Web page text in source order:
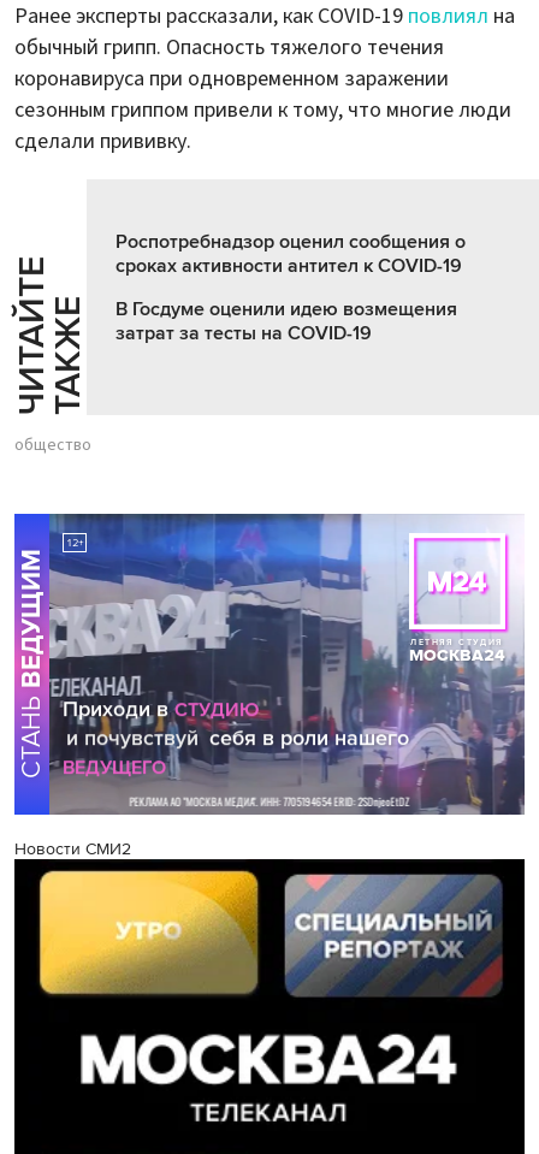
Ранее эксперты рассказали, как COVID-19 повлиял на
обычный грипп. Опасность тяжелого течения
коронавируса при одновременном заражении
сезонным гриппом привели к тому, что многие люди
сделали прививку.
Ч
И
Т
АЙ
Т
Е
Т
А
К
ЖЕ
Роспотребнадзор оценил сообщения о
сроках активности антител к COVID-19
В Госдуме оценили идею возмещения
затрат за тесты на COVID-19
общество
Новости СМИ2